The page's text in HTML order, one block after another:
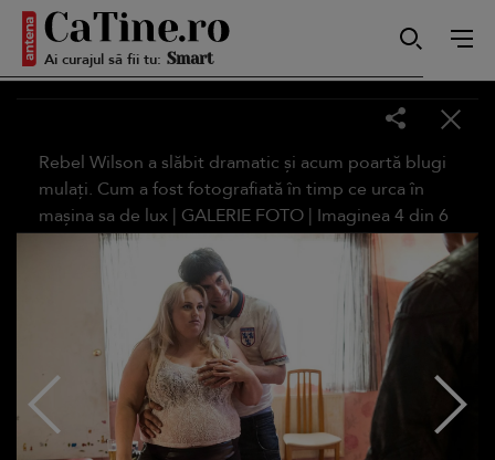
Ai curajul să fii tu:
Sensibilă
Puternică
Rebel Wilson a slăbit dramatic și acum poartă blugi
mulați. Cum a fost fotografiată în timp ce urca în
mașina sa de lux | GALERIE FOTO | Imaginea 4 din 6